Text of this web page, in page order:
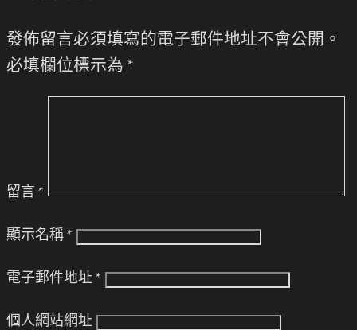
發佈留言必須填寫的電子郵件地址不會公開。
必填欄位標示為 *
留言 *
顯示名稱 *
電子郵件地址 *
個人網站網址